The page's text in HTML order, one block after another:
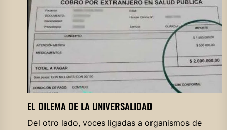
EL DILEMA DE LA UNIVERSALIDAD
Del otro lado, voces ligadas a organismos de